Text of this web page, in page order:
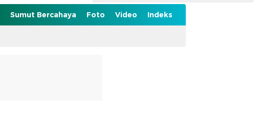
Sumut Bercahaya Foto Video Indeks